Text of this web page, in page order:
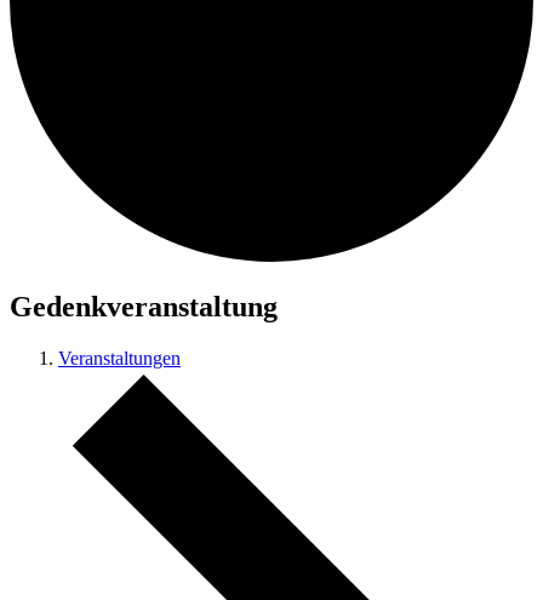
Gedenkveranstaltung
Veranstaltungen